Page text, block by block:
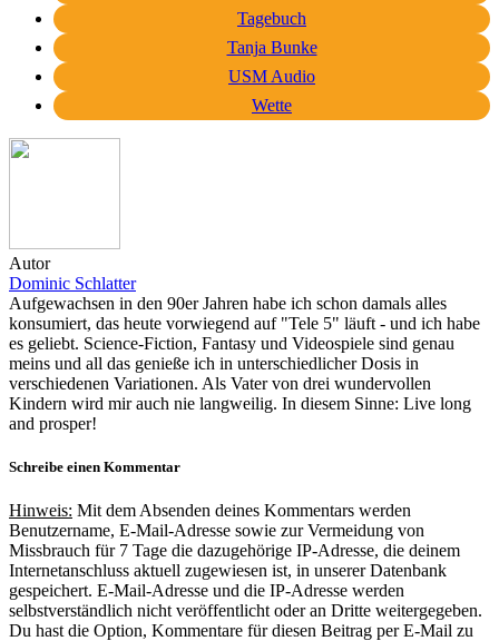
Tagebuch
Tanja Bunke
USM Audio
Wette
Autor
Dominic Schlatter
Aufgewachsen in den 90er Jahren habe ich schon damals alles
konsumiert, das heute vorwiegend auf "Tele 5" läuft - und ich habe
es geliebt. Science-Fiction, Fantasy und Videospiele sind genau
meins und all das genieße ich in unterschiedlicher Dosis in
verschiedenen Variationen. Als Vater von drei wundervollen
Kindern wird mir auch nie langweilig. In diesem Sinne: Live long
and prosper!
Schreibe einen Kommentar
Hinweis: Mit dem Absenden deines Kommentars werden
Benutzername, E-Mail-Adresse sowie zur Vermeidung von
Missbrauch für 7 Tage die dazugehörige IP-Adresse, die deinem
Internetanschluss aktuell zugewiesen ist, in unserer Datenbank
gespeichert. E-Mail-Adresse und die IP-Adresse werden
selbstverständlich nicht veröffentlicht oder an Dritte weitergegeben.
Du hast die Option, Kommentare für diesen Beitrag per E-Mail zu